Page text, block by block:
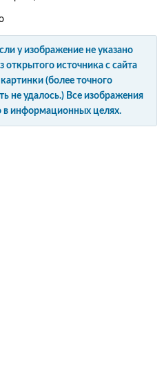
у изображение не указано
открытого источника с сайта
(более точного
не удалось.) Все изображения
в информационных целях.